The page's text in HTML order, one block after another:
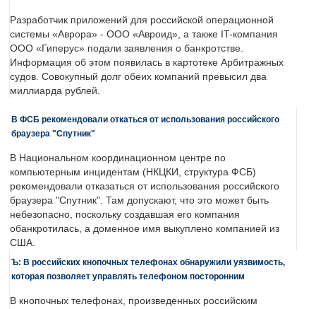
Разработчик приложений для российской операционной
системы «Аврора» - ООО «Авроид», а также IT-компания
ООО «Гиперус» подали заявления о банкротстве.
Информация об этом появилась в картотеке Арбитражных
судов. Совокупный долг обеих компаний превысил два
миллиарда рублей.
В ФСБ рекомендовали откаться от использования российского
браузера "Спутник"
В Национальном координационном центре по
компьютерным инцидентам (НКЦКИ, структура ФСБ)
рекомендовали отказаться от использования российского
браузера "Спутник". Там допускают, что это может быть
небезопасно, поскольку создавшая его компания
обанкротилась, а доменное имя выкуплено компанией из
США.
Ъ: В российских кнопочных телефонах обнаружили уязвимость,
которая позволяет управлять телефоном посторонним
В кнопочных телефонах, произведенных российским